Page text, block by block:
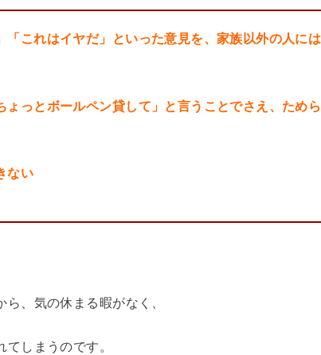
これはイヤだ」といった意見を、家族以外の人には
っとボールペン貸して」と言うことでさえ、ためら
ない
、気の休まる暇がなく、
しまうのです。